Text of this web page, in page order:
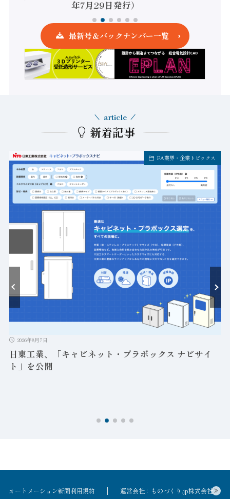
最新号＆バックナンバー一覧
新着記事
article
FA業界・企業トピックス
クス ナビサイ
オートメーション新聞利用規約 運営会社：ものづくり.jp株式会社